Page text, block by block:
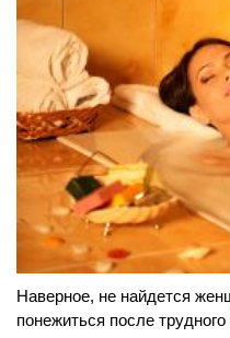
Наверное, не найдется
понежиться после